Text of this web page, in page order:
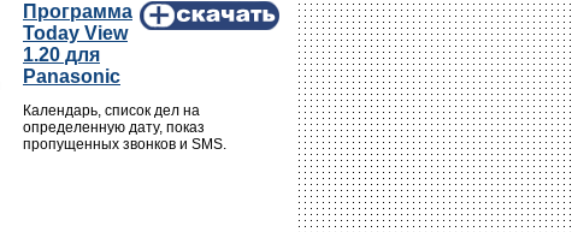
Программа
Today View
1.20 для
Panasonic
Календарь, список дел на
определенную дату, показ
пропущенных звонков и SMS.